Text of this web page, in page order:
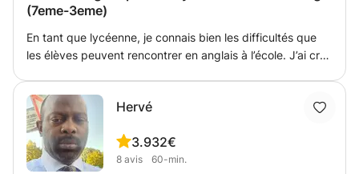
(7eme-3eme)
En tant que lycéenne, je connais bien les difficultés que
les élèves peuvent rencontrer en anglais à l’école. J’ai créé
travaillerons ensemble sur les notions vues en classe, les
devoirs, le vocabulaire, la grammaire et la compréhension.
Je prendrai le temps de répondre aux questions de l’élève
et d’expliquer les points qui lui posent problème. L’objectif
Hervé
3.9
8 avis
32€
60-min.